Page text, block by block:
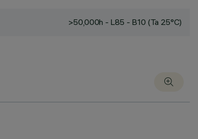
>50,000h - L85 - B10 (Ta 25°C)